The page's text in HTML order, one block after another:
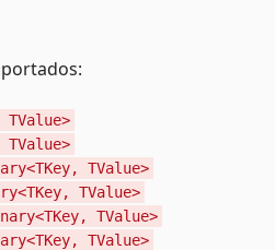
TValue>
TValue>
TValue>
TValue>